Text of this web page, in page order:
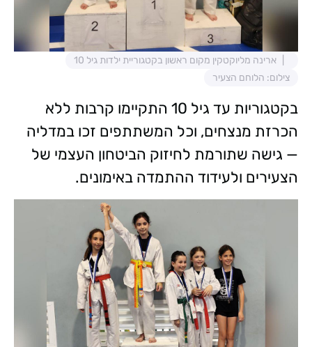
ארינה מליוקטקין מקום ראשון בקטגוריית ילדות גיל 10
צילום: הלוחם הצעיר
בקטגוריות עד גיל 10 התקיימו קרבות ללא
הכרזת מנצחים, וכל המשתתפים זכו במדליה
— גישה שתורמת לחיזוק הביטחון העצמי של
הצעירים ולעידוד ההתמדה באימונים.